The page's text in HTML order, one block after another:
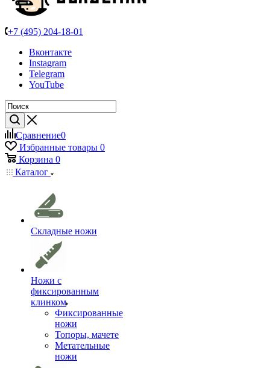
+7 (495) 204-18-01
Вконтакте
Instagram
Telegram
YouTube
Сравнение0
Избранные товары 0
Корзина 0
Каталог
Складные ножи
Ножи с
фиксированным
клинком
Фиксированные
ножи
Топоры, мачете
Метательные
ножи